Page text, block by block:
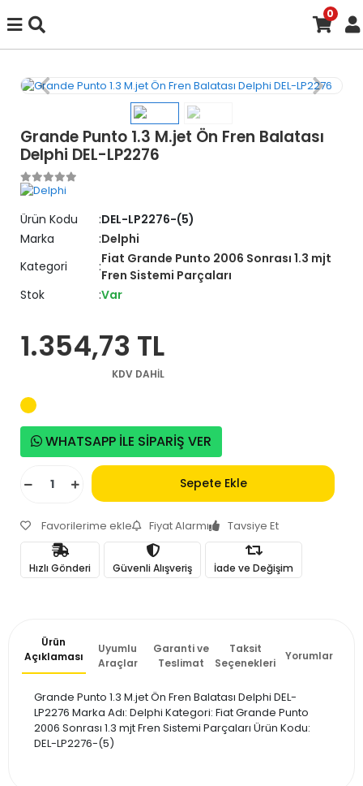
0
Grande Punto 1.3 M.jet Ön Fren Balatası
Delphi DEL-LP2276
Ürün Kodu
DEL-LP2276-(5)
Marka
Delphi
Kategori
Fiat Grande Punto 2006 Sonrası 1.3 mjt
Fren Sistemi Parçaları
Stok
Var
1.354,73 TL
KDV DAHİL
WHATSAPP İLE SİPARİŞ VER
Sepete Ekle
Favorilerime ekle Fiyat Alarmı Tavsiye Et
Hızlı Gönderi Güvenli Alışveriş İade ve Değişim
Ürün
Açıklaması
Uyumlu
Araçlar
Garanti ve
Teslimat
Taksit
Seçenekleri
Yorumlar
Grande Punto 1.3 M.jet Ön Fren Balatası Delphi DEL-
LP2276 Marka Adı: Delphi Kategori: Fiat Grande Punto
2006 Sonrası 1.3 mjt Fren Sistemi Parçaları Ürün Kodu:
DEL-LP2276-(5)